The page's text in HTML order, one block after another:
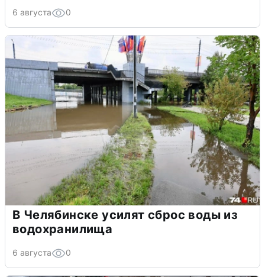
6 августа 0
В Челябинске усилят сброс воды из
водохранилища
6 августа 0